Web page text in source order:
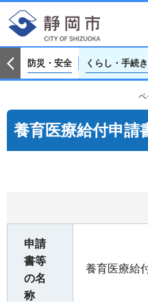
防災・安全 くらし・手続き
養育医療給付申請
申請
書等
の名
称
養育医療給